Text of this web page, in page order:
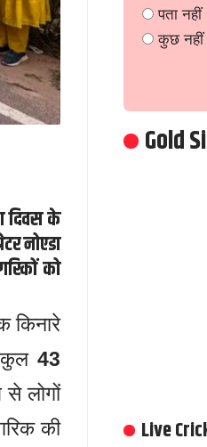
दिवस के
नोएडा
को
किनारे
कुल43
लोगों
की
पता नहीं
कुछ नहीं
Gold
Live